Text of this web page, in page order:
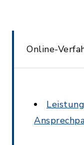
Online-